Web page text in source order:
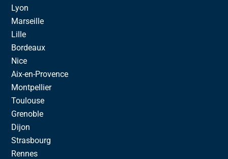
Lyon
Marseille
Lille
Bordeaux
Nice
Aix-en-Provence
Montpellier
Toulouse
Grenoble
Dijon
Strasbourg
Rennes